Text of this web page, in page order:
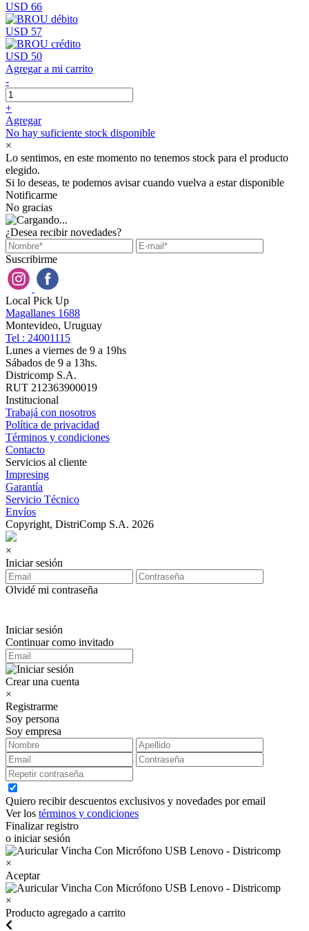
USD 66
USD 57
USD 50
Agregar a mi carrito
-
+
Agregar
No hay suficiente stock disponible
×
Lo sentimos, en este momento no tenemos stock para el producto
elegido.
Si lo deseas, te podemos avisar cuando vuelva a estar disponible
Notificarme
No gracias
¿Desea recibir novedades?
Suscribirme
Local Pick Up
Magallanes 1688
Montevideo, Uruguay
Tel : 24001115
Lunes a viernes de 9 a 19hs
Sábados de 9 a 13hs.
Districomp S.A.
RUT 212363900019
Institucional
Trabajá con nosotros
Política de privacidad
Términos y condiciones
Contacto
Servicios al cliente
Impresing
Garantía
Servicio Técnico
Envíos
Copyright, DistriComp S.A. 2026
×
Iniciar sesión
Olvidé mi contraseña
Iniciar sesión
Continuar como invitado
Crear una cuenta
×
Registrarme
Soy persona
Soy empresa
Quiero recibir descuentos exclusivos y novedades por email
Ver los términos y condiciones
Finalizar registro
o iniciar sesión
×
Aceptar
×
Producto agregado a carrito